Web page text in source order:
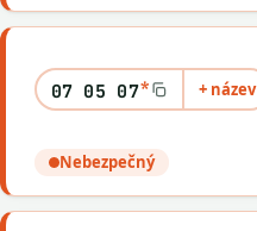
07 05 07* + název
Nebezpečný